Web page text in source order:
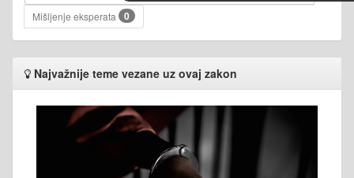
Mišljenje eksperata
0
Najvažnije teme vezane uz ovaj zakon